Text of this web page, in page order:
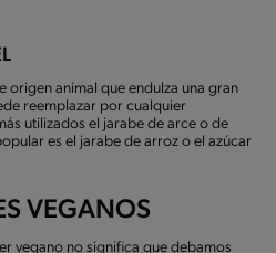
origen animal que endulza una gran
reemplazar por cualquier
utilizados el jarabe de arce o de
es el jarabe de arroz o el azúcar
VEGANOS
vegano no significa que debamos